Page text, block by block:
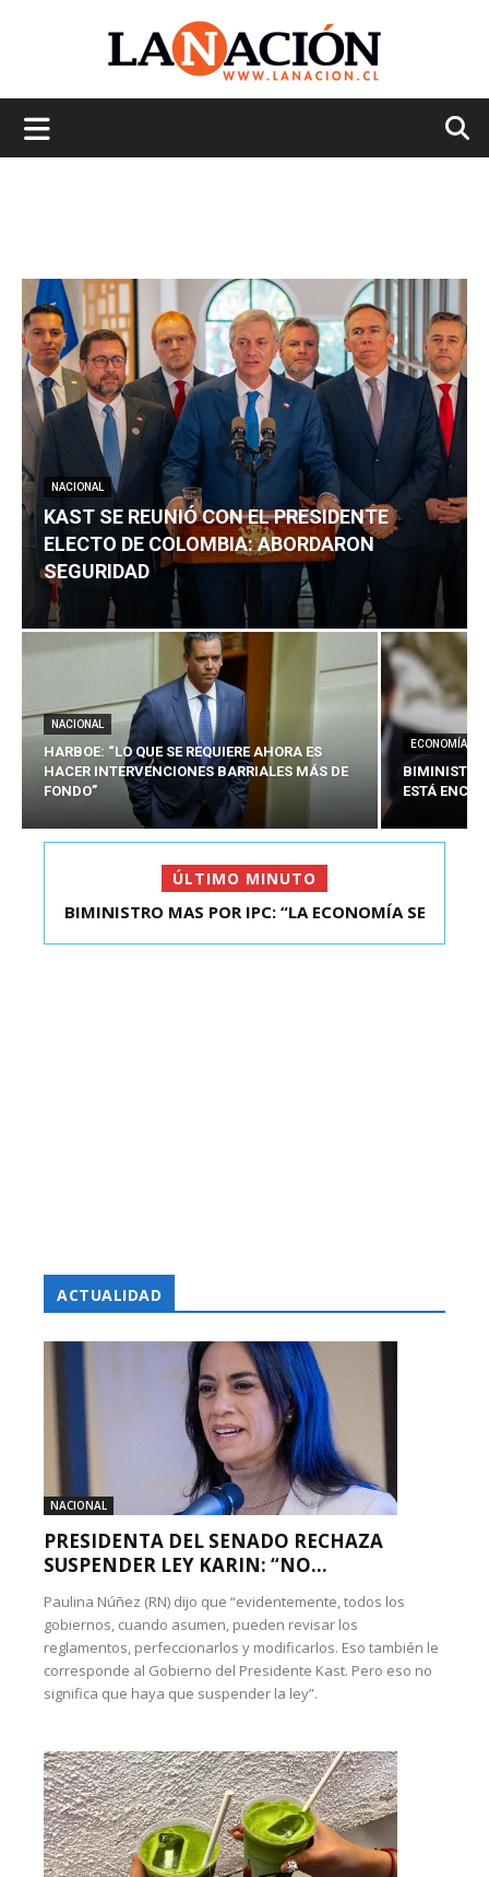
NACIONAL
KAST SE REUNIÓ CON EL PRESIDENTE
ELECTO DE COLOMBIA: ABORDARON
SEGURIDAD
NACIONAL
HARBOE: “LO QUE SE REQUIERE AHORA ES
HACER INTERVENCIONES BARRIALES MÁS DE
FONDO”
ECONOMÍA
BIMINISTRO
ESTÁ
ÚLTIMO MINUTO
KAST SE REUNIÓ CON EL PRESIDENTE ELECTO DE
BIMINISTRO MAS POR IPC: “LA ECONOMÍA SE
ACTUALIDAD
NACIONAL
PRESIDENTA DEL SENADO RECHAZA
SUSPENDER LEY KARIN: “NO...
Paulina Núñez (RN) dijo que “evidentemente, todos los
gobiernos, cuando asumen, pueden revisar los
reglamentos, perfeccionarlos y modificarlos. Eso también le
corresponde al Gobierno del Presidente Kast. Pero eso no
significa que haya que suspender la ley”.